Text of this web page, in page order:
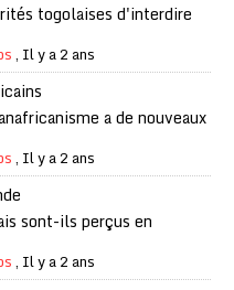
togolaises d'interdire
, Il y a 2 ans
a de nouveaux
, Il y a 2 ans
sont-ils perçus en
, Il y a 2 ans